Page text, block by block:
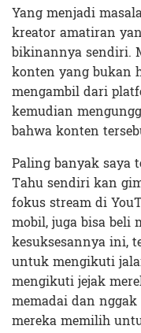
Yang menjadi
kreator amatiran
bikinannya sendiri.
konten yang bukan
mengambil dari
kemudian
bahwa konten
Paling banyak saya
Tahu sendiri kan
fokus stream di
mobil, juga bisa beli
kesuksesannya ini,
untuk mengikuti
mengikuti jejak
memadai dan
mereka memilih